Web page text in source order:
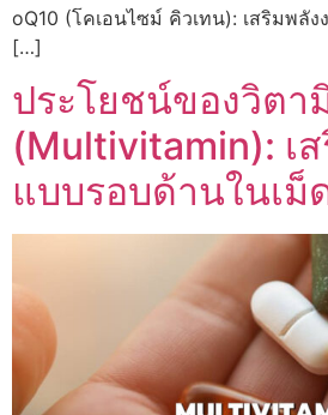
oQ10 (โคเอนไซม์ คิวเทน): เสริมพลั
[…]
ประโยชน์ของวิตา
(Multivitamin): เ
แบบรอบด้านในเม็